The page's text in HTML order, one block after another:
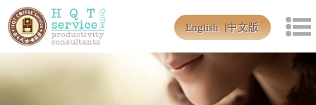
English 中文版